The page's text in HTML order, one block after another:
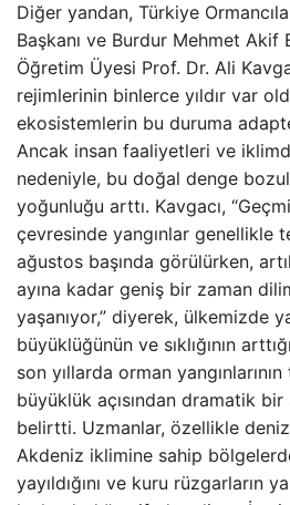
Diğer yandan, Türkiye
Başkanı ve Burdur Mehmet Akif
Öğretim Üyesi Prof. Dr. Ali
rejimlerinin binlerce yıldır var
ekosistemlerin bu duruma
Ancak insan faaliyetleri ve
nedeniyle, bu doğal denge
yoğunluğu arttı. Kavgacı,
çevresinde yangınlar genellikle
ağustos başında görülürken,
ayına kadar geniş bir zaman
yaşanıyor,” diyerek, ülkemizde
büyüklüğünün ve sıklığının
son yıllarda orman
büyüklük açısından dramatik bir
belirtti. Uzmanlar, özellikle deniz
Akdeniz iklimine sahip
yayıldığını ve kuru rüzgarların